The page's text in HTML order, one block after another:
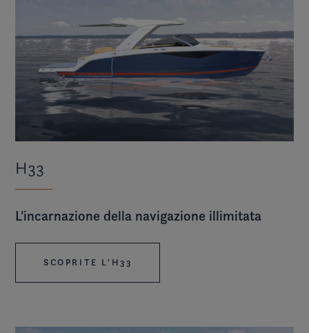
H33
L'incarnazione della navigazione illimitata
SCOPRITE L'H33